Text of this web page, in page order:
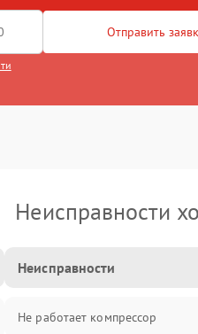
Отправить
Неисправности
Неисправности
Не работает компрессор